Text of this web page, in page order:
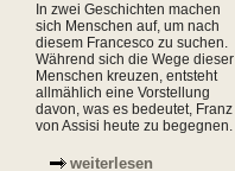
In zwei Geschichten machen
sich Menschen auf, um nach
diesem Francesco zu suchen.
Während sich die Wege dieser
Menschen kreuzen, entsteht
allmählich eine Vorstellung
davon, was es bedeutet, Franz
von Assisi heute zu begegnen.
weiterlesen